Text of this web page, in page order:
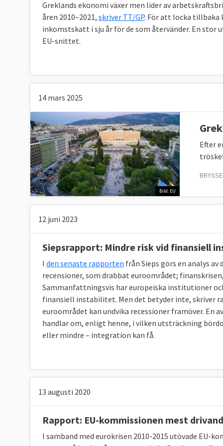
internationella valutafonden, IMF.
Åtstramningarna som följde tillsammans
nedgång i ekonomin. Finanskrisen hade
2. Var EU förberett på en kris?
Nej.
Det fanns inga gemensamma regler eller
eller en statsskuldskris. EU var därför enligt
tankesmedjan Bruegel, oförberedd när krisen
Ännu mindre fanns det gemensamma
eurogruppens ordförande och
”Vi [EU] hade inte verktygen för att hantera
recessionen slog emot oss, framkallat av den
var inte rustade för att hantera det”.
Det fanns dock regler som skulle förhindra
reglerna inte följdes.
Stabilitets- och tillväxtpakten, som säger att
tre procent av bruttonationalprodukten
åtgärder vidtogs.
När bankkrisen ledde till skuldkris och fick
sig från land till land, särskilt om man som
valutasamarbetet. EU började då vidta
Greklands ekonomi växer men lider av
åren 2010–2021, skriver TT/GP. För att locka tillbaka
inkomstskatt i sju år för de som återvänder. En stor
EU-snittet.
14 mars 2025
Bild: EU
Efter
12 juni 2023
Siepsrapport: Mindre risk vid finansiell
I den senaste rapporten från Sieps görs en analys
recensioner, som drabbat euroområdet;
Sammanfattningsvis har europeiska institutioner
finansiell instabilitet. Men det betyder inte, skriver
euroområdet kan undvika recessioner framöver. En
handlar om, enligt henne, i vilken utsträckning
eller mindre – integration kan få.
13 augusti 2020
Rapport: EU-kommissionen mest
I samband med eurokrisen 2010-2015 utövade EU-